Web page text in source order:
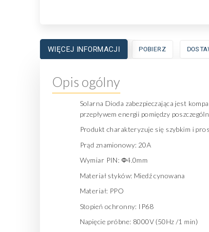
WIĘCEJ INFORMACJI POBIERZ
Opis ogólny
Solarna Dioda zabezpieczająca jest
przepływem energii pomiędzy
Produkt charakteryzuje się szybkim i
Prąd znamionowy: 20A
Wymiar PIN: Φ4.0mm
Materiał styków: Miedź cynowana
Materiał: PPO
Stopień ochronny: IP68
Napięcie próbne: 8000V (50Hz /1 min)